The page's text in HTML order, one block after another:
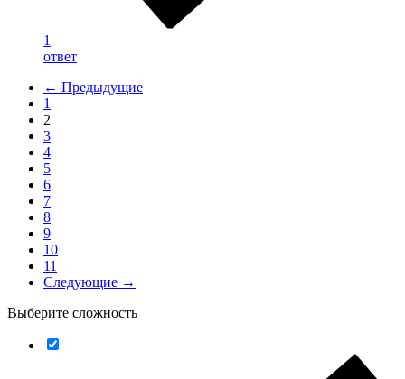
1
ответ
← Предыдущие
1
2
3
4
5
6
7
8
9
10
11
Следующие →
Выберите сложность